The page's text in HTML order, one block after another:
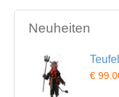
Neuheiten
€